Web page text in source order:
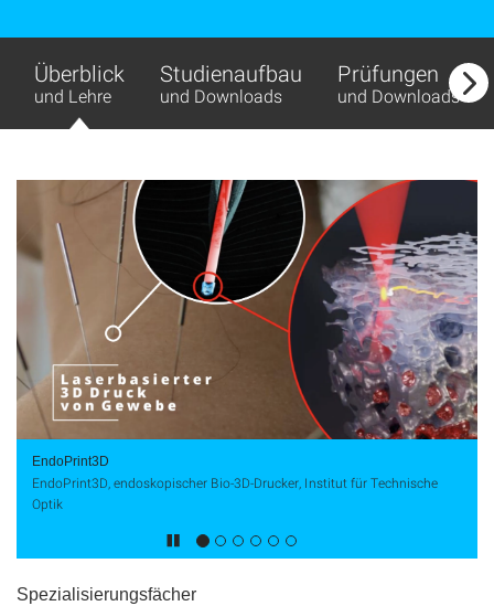
Überblick
und Lehre
Studienaufbau
und Downloads
Prüfungen
und Downloads
EndoPrint3D
EndoPrint3D, endoskopischer Bio-3D-Drucker, Institut für Technische
Optik
Spezialisierungsfächer